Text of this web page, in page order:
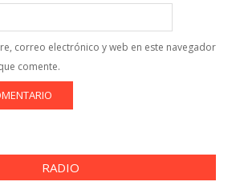
correo electrónico y web en este navegador
comente.
RADIO